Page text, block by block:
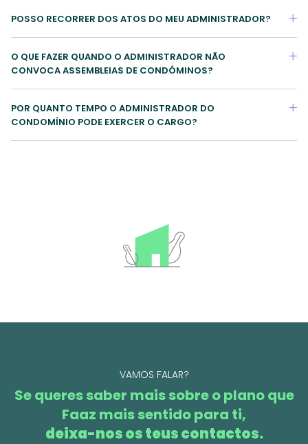
POSSO RECORRER DOS ATOS DO MEU ADMINISTRADOR?
O QUE FAZER QUANDO O ADMINISTRADOR NÃO
CONVOCA ASSEMBLEIAS DE CONDÓMINOS?
POR QUANTO TEMPO O ADMINISTRADOR DO
CONDOMÍNIO PODE EXERCER O CARGO?
VAMOS FALAR?
Se queres saber mais sobre o plano que
Faaz mais sentido para ti,
deixa-nos os teus contactos.